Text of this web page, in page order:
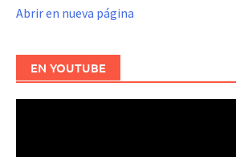
Abrir en nueva página
EN YOUTUBE